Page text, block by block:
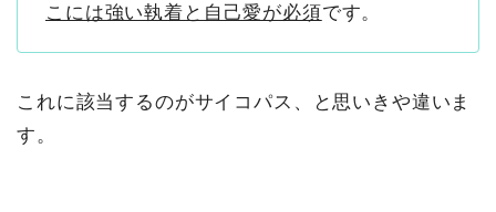
こには強い執着と自己愛が必須です。
これに該当するのがサイコパス、と思いきや違いま
す。